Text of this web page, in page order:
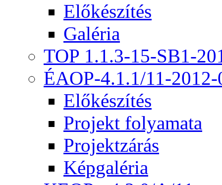
Előkészítés
Galéria
TOP 1.1.3-15-SB1-
ÉAOP-4.1.1/11-2012-
Előkészítés
Projekt folyamata
Projektzárás
Képgaléria